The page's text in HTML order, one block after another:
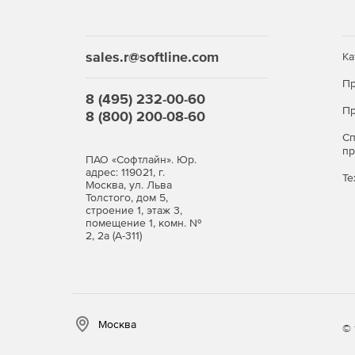
Полноценная защита сразу после установки
Прозрачность – подробные файлы отчета с
Ключевые функции
Устойчивая работа в условиях минимальной
производительности файлового сервера.
Запуск проверки при обращении
sales.r@softline.com
8 (495) 232-00-60
8 (800) 200-08-60
ПАО «Софтлайн». Юр.
адрес: 119021, г.
Москва, ул. Льва
Толстого, дом 5,
строение 1, этаж 3,
помещение 1, комн. №
2, 2а (А-311)
Москва ©